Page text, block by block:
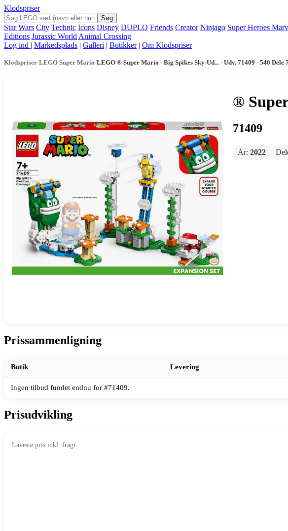
Klodspriser
Søg
Star Wars City Technic Icons Disney DUPLO Friends Creator Ninjago Super Heroes
Editions Jurassic World Animal Crossing
Log ind | Markedsplads | Galleri | Butikker | Om Klodspriser
Klodspriser/LEGO Super Mario/LEGO ® Super Mario - Big Spikes Sky-Ud... - Udv. 71409 - 540 Dele
®
71409
År: 2022
Prissammenligning
Butik Levering
Ingen tilbud fundet endnu for #71409.
Prisudvikling
Laveste pris inkl. fragt